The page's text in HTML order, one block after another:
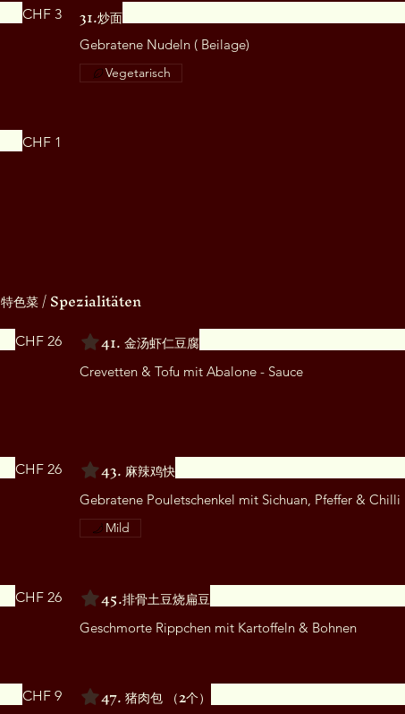
CHF 3 31.炒面
Gebratene Nudeln ( Beilage)
Vegetarisch
CHF 1
特色菜 / Spezialitäten
CHF 26 41. 金汤虾仁豆腐
Crevetten & Tofu mit Abalone - Sauce
CHF 26 43. 麻辣鸡快
Gebratene Pouletschenkel mit Sichuan, Pfeffer & Chilli
Mild
CHF 26 45.排骨土豆烧扁豆
Geschmorte Rippchen mit Kartoffeln & Bohnen
CHF 9 47. 猪肉包 （2个）